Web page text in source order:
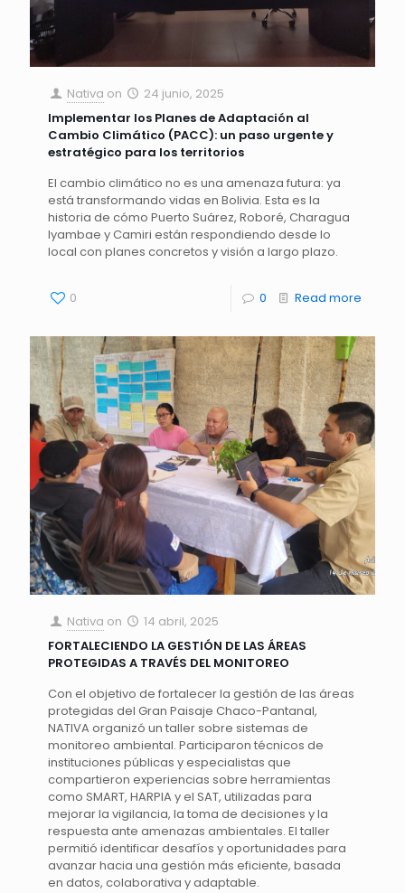
Nativa on
24 junio, 2025
Implementar los Planes de Adaptación al
Cambio Climático (PACC): un paso urgente y
estratégico para los territorios
El cambio climático no es una amenaza futura: ya
está transformando vidas en Bolivia. Esta es la
historia de cómo Puerto Suárez, Roboré, Charagua
Iyambae y Camiri están respondiendo desde lo
local con planes concretos y visión a largo plazo.
0 0 Read more
Nativa on
14 abril, 2025
FORTALECIENDO LA GESTIÓN DE LAS ÁREAS
PROTEGIDAS A TRAVÉS DEL MONITOREO
Con el objetivo de fortalecer la gestión de las áreas
protegidas del Gran Paisaje Chaco-Pantanal,
NATIVA organizó un taller sobre sistemas de
monitoreo ambiental. Participaron técnicos de
instituciones públicas y especialistas que
compartieron experiencias sobre herramientas
como SMART, HARPIA y el SAT, utilizadas para
mejorar la vigilancia, la toma de decisiones y la
respuesta ante amenazas ambientales. El taller
permitió identificar desafíos y oportunidades para
avanzar hacia una gestión más eficiente, basada
en datos, colaborativa y adaptable.